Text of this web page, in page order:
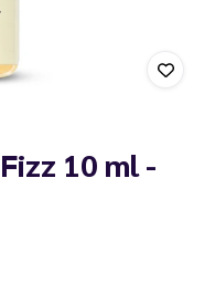
10 ml -